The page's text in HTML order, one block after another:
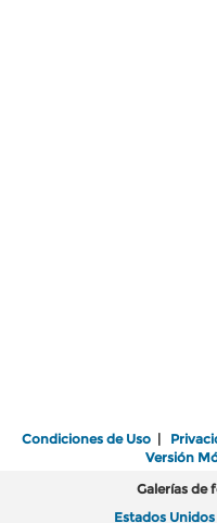
Condiciones de Uso |
Versión
Galerías de
Estados Unidos